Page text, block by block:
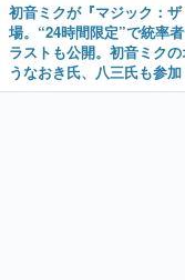
初音ミクが『マジック：
場。“24時間限定”で統率
ラストも公開。初音ミク
うなおき氏、八三氏も参加